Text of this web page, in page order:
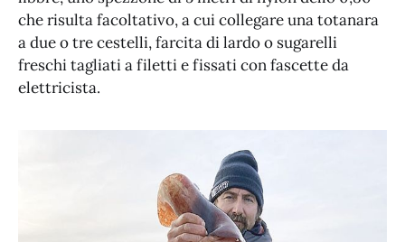
che risulta facoltativo, a cui collegare una totanara
a due o tre cestelli, farcita di lardo o sugarelli
freschi tagliati a filetti e fissati con fascette da
elettricista.